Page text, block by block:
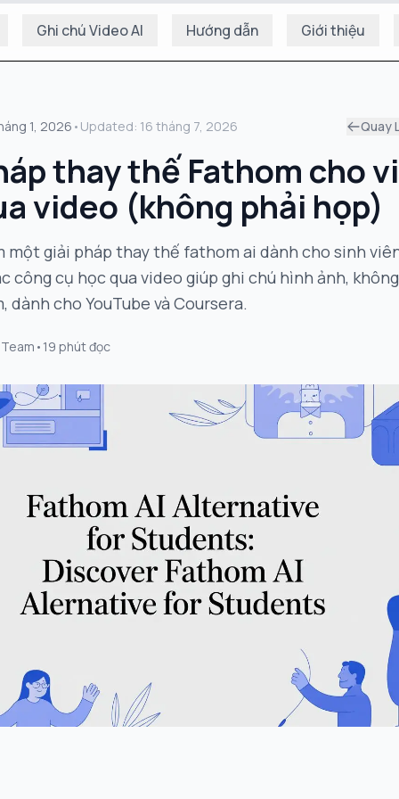
Ghi chú Video AI Hướng dẫn Giới thiệu
1, 2026 • Updated: 16 tháng 7, 2026 Quay
thay thế Fathom cho
video (không phải họp)
một giải pháp thay thế fathom ai dành cho sinh
công cụ học qua video giúp ghi chú hình ảnh,
dành cho YouTube và Coursera.
• 19 phút đọc